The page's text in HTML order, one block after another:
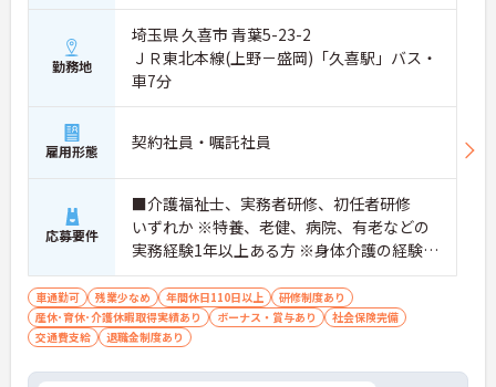
勤務地
埼玉県 久喜市 青葉5-23-2
ＪＲ東北本線(上野－盛岡)「久喜駅」バス・
車7分
雇用形態 契約社員・嘱託社員
応募要件
■介護福祉士、実務者研修、初任者研修
いずれか ※特養、老健、病院、有老などの
実務経験1年以上ある方 ※身体介護の経験年
以上ある方、機械浴の使用の経験のある方
歓迎
車通勤可 残業少なめ 年間休日110日以上
研修制度あり
産休･育休･介護休暇取得実績あり
ボーナス・賞与あり
社会保険完備
交通費支給
退職金制度あり